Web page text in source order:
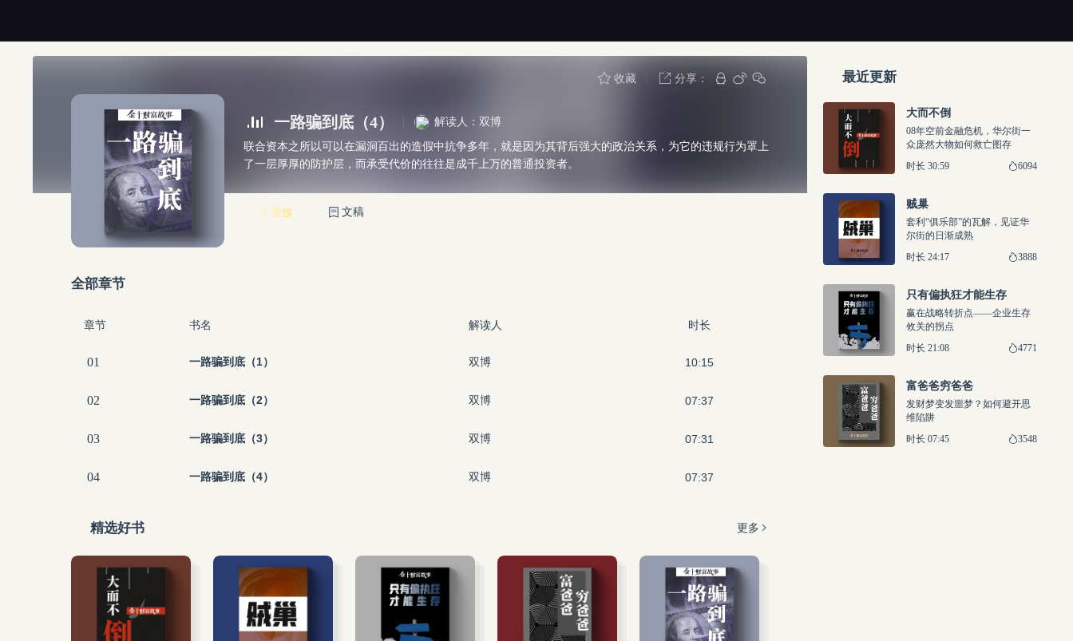
收藏 分享：
一路骗到底（4） 解读人：双博
联合资本之所以可以在漏洞百出的造假中抗争多年，就是因为其背后强大的政治关系，为它的违规行为罩上
了一层厚厚的防护层，而承受代价的往往是成千上万的普通投资者。
播放 文稿
全部章节
章节 书名 解读人 时长
01 一路骗到底（1） 双博 10:15
02 一路骗到底（2） 双博 07:37
03 一路骗到底（3） 双博 07:31
04 一路骗到底（4） 双博 07:37
精选好书 更多
最近更新
大而不倒
08年空前金融危机，华尔街一
众庞然大物如何救亡图存
时长 30:59
6094
贼巢
套利“俱乐部”的瓦解，见证华
尔街的日渐成熟
时长 24:17
3888
只有偏执狂才能生存
赢在战略转折点——企业生存
攸关的拐点
时长 21:08
4771
富爸爸穷爸爸
发财梦变发噩梦？如何避开思
维陷阱
时长 07:45
3548